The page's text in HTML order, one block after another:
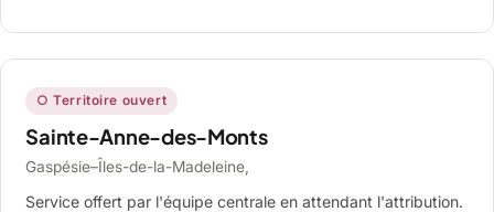
○ Territoire ouvert
Sainte-Anne-des-Monts
Gaspésie–Îles-de-la-Madeleine,
Service offert par l'équipe centrale en attendant l'attribution.